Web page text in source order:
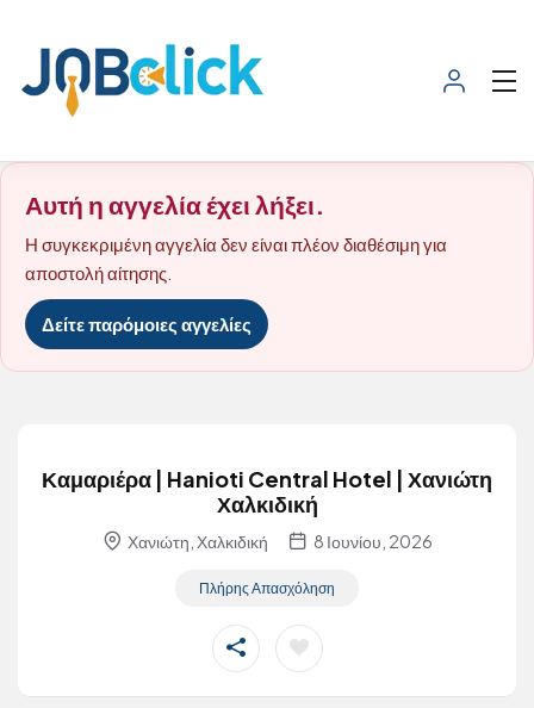
Αυτή η αγγελία έχει λήξει.
Η συγκεκριμένη αγγελία δεν είναι πλέον διαθέσιμη για
αποστολή αίτησης.
Δείτε παρόμοιες αγγελίες
Καμαριέρα | Hanioti Central Hotel | Χανιώτη
Χαλκιδική
Χανιώτη, Χαλκιδική 8 Ιουνίου, 2026
Πλήρης Απασχόληση